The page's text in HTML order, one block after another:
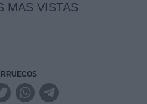
MAS VISTAS